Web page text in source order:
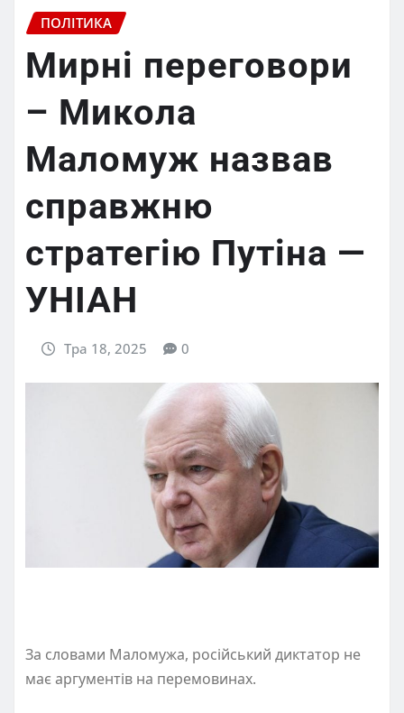
ПОЛІТИКА
Мирні переговори
– Микола
Маломуж назвав
справжню
стратегію Путіна —
УНІАН
Тра 18, 2025 0
За словами Маломужа, російський диктатор не
має аргументів на перемовинах.